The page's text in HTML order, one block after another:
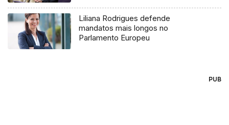
Liliana Rodrigues defende
mandatos mais longos no
Parlamento Europeu
PUB